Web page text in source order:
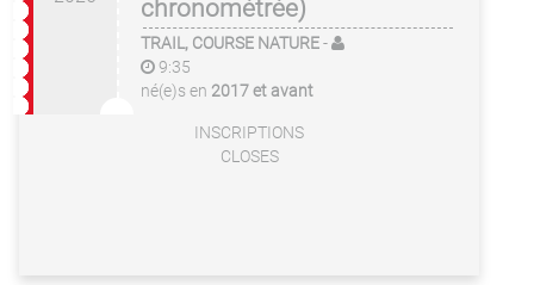
chronométrée)
TRAIL, COURSE NATURE-
9:35
né(e)s en 2017 et avant
INSCRIPTIONS
CLOSES